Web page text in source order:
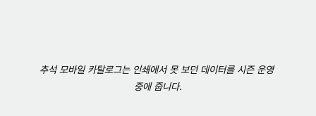
추석 모바일 카탈로그는 인쇄에서 못 보던 데이터를 시즌 운영
중에 줍니다.